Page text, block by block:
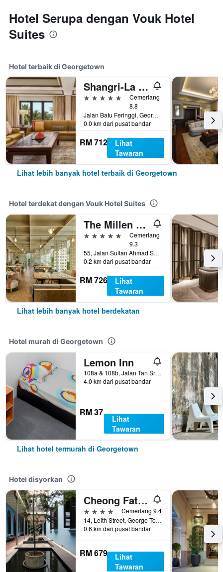
Hotel Serupa dengan Vouk Hotel
Suites
Hotel terbaik di Georgetown
Shangri-La Rasa Sayang, Penang
5 bintang
Cemerlang
8.8
Jalan Batu Feringgi, Georgetown, Malaysia
0.0 km dari pusat bandar
RM 712
Lihat
Tawaran
Lihat lebih banyak hotel terbaik di Georgetown
Hotel terdekat dengan Vouk Hotel Suites
The Millen Penang, Autograph Collection
5 bintang
Cemerlang
9.3
55, Jalan Sultan Ahmad Shah, Georgetown, Malaysia
0.2 km dari pusat bandar
RM 726
Lihat
Tawaran
Lihat lebih banyak hotel berdekatan
Hotel murah di Georgetown
Lemon Inn
108a & 108b, Jalan Tan Sri Teh Ewe Lim, Georgetown, Malaysia
4.0 km dari pusat bandar
RM 37
Lihat
Tawaran
Lihat hotel termurah di Georgetown
Hotel disyorkan
Cheong Fatt Tze - The Blue Mansion
4 bintang
Cemerlang 9.4
14, Leith Street, George Town, Georgetown, Malaysia
0.6 km dari pusat bandar
RM 679
Lihat
Tawaran